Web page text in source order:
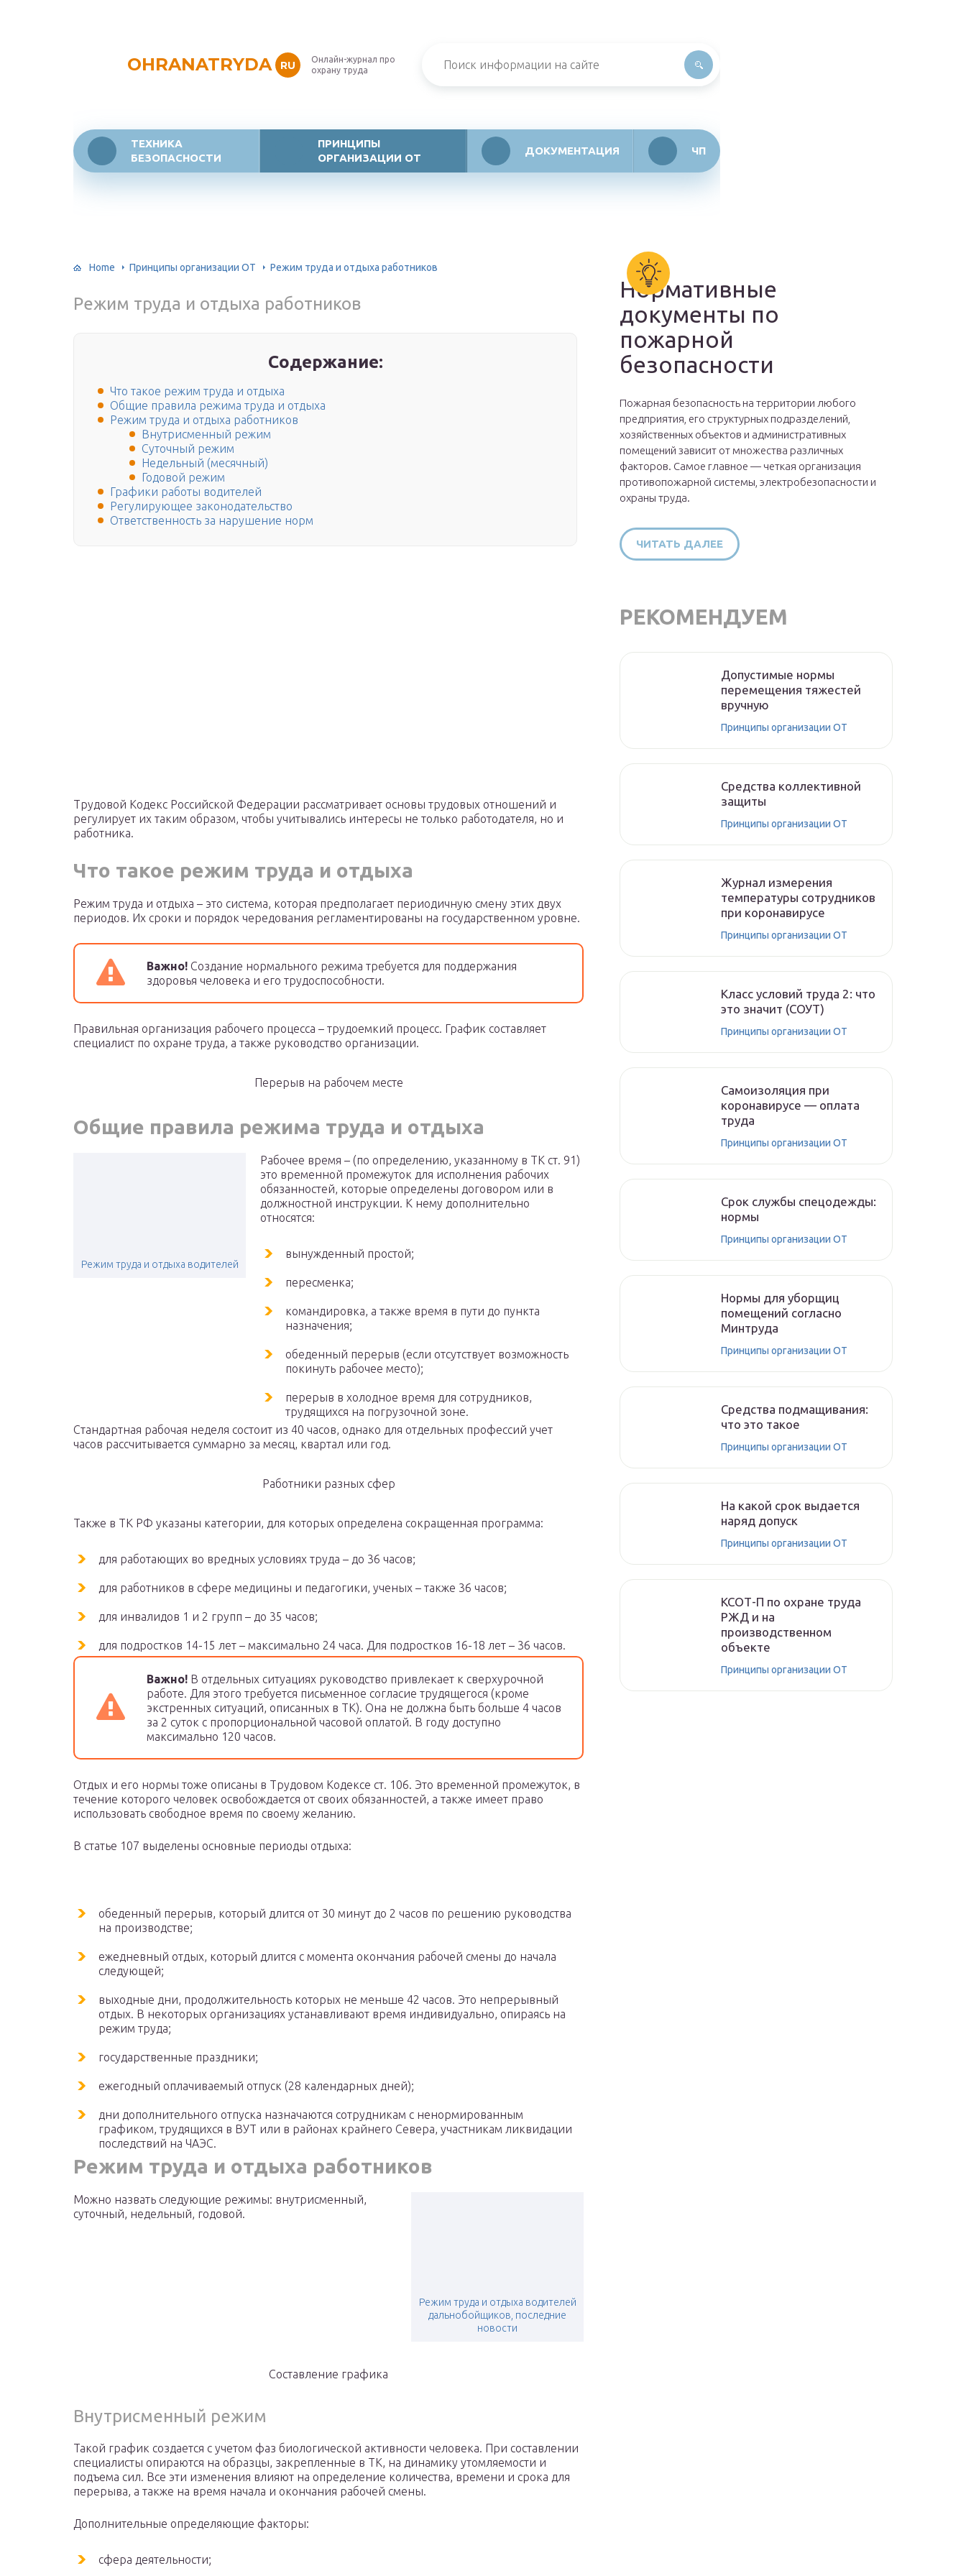
OHRANATRYDA RU
Онлайн-журнал про
охрану труда
ТЕХНИКА
БЕЗОПАСНОСТИ
ПРИНЦИПЫ
ОРГАНИЗАЦИИ ОТ
ДОКУМЕНТАЦИЯ ЧП
Home Принципы организации ОТ Режим труда и отдыха работников
Режим труда и отдыха работников
Содержание:
Что такое режим труда и отдыха
Общие правила режима труда и отдыха
Режим труда и отдыха работников
Внутрисменный режим
Суточный режим
Недельный (месячный)
Годовой режим
Графики работы водителей
Регулирующее законодательство
Ответственность за нарушение норм
Трудовой Кодекс Российской Федерации рассматривает основы трудовых отношений и
регулирует их таким образом, чтобы учитывались интересы не только работодателя, но и
работника.
Что такое режим труда и отдыха
Режим труда и отдыха – это система, которая предполагает периодичную смену этих двух
периодов. Их сроки и порядок чередования регламентированы на государственном уровне.
Важно! Создание нормального режима требуется для поддержания
здоровья человека и его трудоспособности.
Правильная организация рабочего процесса – трудоемкий процесс. График составляет
специалист по охране труда, а также руководство организации.
Перерыв на рабочем месте
Общие правила режима труда и отдыха
Режим труда и отдыха водителей
Рабочее время – (по определению, указанному в ТК ст. 91)
это временной промежуток для исполнения рабочих
обязанностей, которые определены договором или в
должностной инструкции. К нему дополнительно
относятся:
вынужденный простой;
пересменка;
командировка, а также время в пути до пункта
назначения;
обеденный перерыв (если отсутствует возможность
покинуть рабочее место);
перерыв в холодное время для сотрудников,
трудящихся на погрузочной зоне.
Стандартная рабочая неделя состоит из 40 часов, однако для отдельных профессий учет
часов рассчитывается суммарно за месяц, квартал или год.
Работники разных сфер
Также в ТК РФ указаны категории, для которых определена сокращенная программа:
для работающих во вредных условиях труда – до 36 часов;
для работников в сфере медицины и педагогики, ученых – также 36 часов;
для инвалидов 1 и 2 групп – до 35 часов;
для подростков 14-15 лет – максимально 24 часа. Для подростков 16-18 лет – 36 часов.
Важно! В отдельных ситуациях руководство привлекает к сверхурочной
работе. Для этого требуется письменное согласие трудящегося (кроме
экстренных ситуаций, описанных в ТК). Она не должна быть больше 4 часов
за 2 суток с пропорциональной часовой оплатой. В году доступно
максимально 120 часов.
Отдых и его нормы тоже описаны в Трудовом Кодексе ст. 106. Это временной промежуток, в
течение которого человек освобождается от своих обязанностей, а также имеет право
использовать свободное время по своему желанию.
В статье 107 выделены основные периоды отдыха:
обеденный перерыв, который длится от 30 минут до 2 часов по решению руководства
на производстве;
ежедневный отдых, который длится с момента окончания рабочей смены до начала
следующей;
выходные дни, продолжительность которых не меньше 42 часов. Это непрерывный
отдых. В некоторых организациях устанавливают время индивидуально, опираясь на
режим труда;
государственные праздники;
ежегодный оплачиваемый отпуск (28 календарных дней);
дни дополнительного отпуска назначаются сотрудникам с ненормированным
графиком, трудящихся в ВУТ или в районах крайнего Севера, участникам ликвидации
последствий на ЧАЭС.
Режим труда и отдыха работников
Режим труда и отдыха водителей
дальнобойщиков, последние
новости
Можно назвать следующие режимы: внутрисменный,
суточный, недельный, годовой.
Составление графика
Внутрисменный режим
Такой график создается с учетом фаз биологической активности человека. При составлении
специалисты опираются на образцы, закрепленные в ТК, на динамику утомляемости и
подъема сил. Все эти изменения влияют на определение количества, времени и срока для
перерыва, а также на время начала и окончания рабочей смены.
Дополнительные определяющие факторы:
сфера деятельности;
Нормативные
документы по
пожарной
безопасности
Пожарная безопасность на территории любого
предприятия, его структурных подразделений,
хозяйственных объектов и административных
помещений зависит от множества различных
факторов. Самое главное — четкая организация
противопожарной системы, электробезопасности и
охраны труда.
ЧИТАТЬ ДАЛЕЕ
РЕКОМЕНДУЕМ
Допустимые нормы
перемещения тяжестей
вручную
Принципы организации ОТ
Средства коллективной
защиты
Принципы организации ОТ
Журнал измерения
температуры сотрудников
при коронавирусе
Принципы организации ОТ
Класс условий труда 2: что
это значит (СОУТ)
Принципы организации ОТ
Самоизоляция при
коронавирусе — оплата
труда
Принципы организации ОТ
Срок службы спецодежды:
нормы
Принципы организации ОТ
Нормы для уборщиц
помещений согласно
Минтруда
Принципы организации ОТ
Средства подмащивания:
что это такое
Принципы организации ОТ
На какой срок выдается
наряд допуск
Принципы организации ОТ
КСОТ-П по охране труда
РЖД и на
производственном
объекте
Принципы организации ОТ